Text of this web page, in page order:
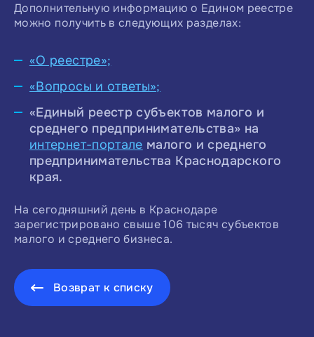
Дополнительную информацию о Едином реестре
можно получить в следующих разделах:
«О реестре»;
«Вопросы и ответы»;
«Единый реестр субъектов малого и
среднего предпринимательства» на
интернет-портале малого и среднего
предпринимательства Краснодарского
края.
На сегодняшний день в Краснодаре
зарегистрировано свыше 106 тысяч субъектов
малого и среднего бизнеса.
Возврат к списку